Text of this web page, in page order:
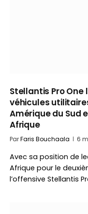
Stellantis Pro
véhicules
Amérique du Sud
Afrique
ParFaris Bouchaala 6
Avec sa position de
Afrique pour le
l’offensive Stellantis